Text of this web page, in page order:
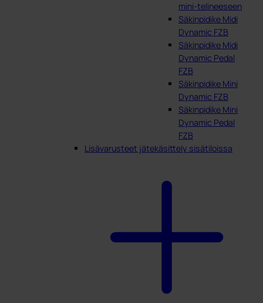
mini-telineeseen
Säkinpidike Midi
Dynamic FZB
Säkinpidike Midi
Dynamic Pedal
FZB
Säkinpidike Mini
Dynamic FZB
Säkinpidike Mini
Dynamic Pedal
FZB
Lisävarusteet jätekäsittely sisätiloissa